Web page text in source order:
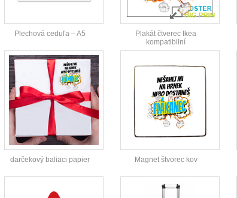
Plechová ceduľa – A5
Plakát čtverec Ikea
kompatibilní
darčekový baliaci papier Magnet štvorec kov